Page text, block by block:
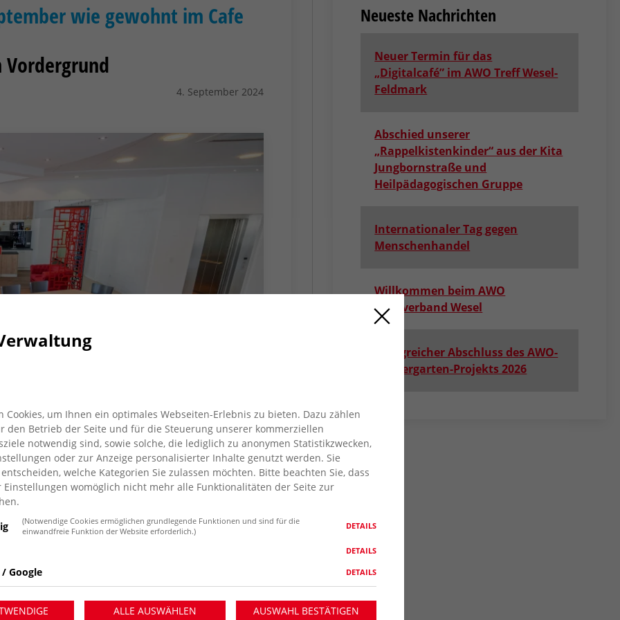
wie gewohnt im Cafe
Vordergrund
4. September 2024
e.V. bietet in diesem Jahr
zu allen möglichen
diese wie gewohnt im Café
Neueste Nachrichten
Neuer Termin für das
„Digitalcafé” im AWO Treff Wesel-
Feldmark
Abschied unserer
„Rappelkistenkinder“ aus der Kita
Jungbornstraße und
Heilpädagogischen Gruppe
Internationaler Tag gegen
Menschenhandel
Willkommen beim AWO
Kreisverband Wesel
Erfolgreicher Abschluss des AWO-
Zaubergarten-Projekts 2026
Cookies, um Ihnen ein optimales Webseiten-Erlebnis zu bieten. Dazu zählen
den Betrieb der Seite und für die Steuerung unserer kommerziellen
notwendig sind, sowie solche, die lediglich zu anonymen Statistikzwecken,
oder zur Anzeige personalisierter Inhalte genutzt werden. Sie
welche Kategorien Sie zulassen möchten. Bitte beachten Sie, dass
Einstellungen womöglich nicht mehr alle Funktionalitäten der Seite zur
(Notwendige Cookies ermöglichen grundlegende Funktionen und sind für die
einwandfreie Funktion der Website erforderlich.)
DETAILS
DETAILS
Google DETAILS
ALLE AUSWÄHLEN
AUSWAHL BESTÄTIGEN